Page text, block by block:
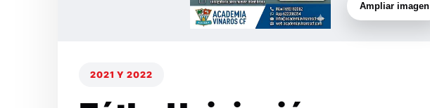
Ampliar imagen
2021 Y 2022